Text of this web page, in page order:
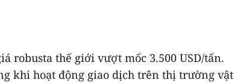
thế giới vượt mốc 3.500 USD/tấn.
khi hoạt động giao dịch trên thị trường vật